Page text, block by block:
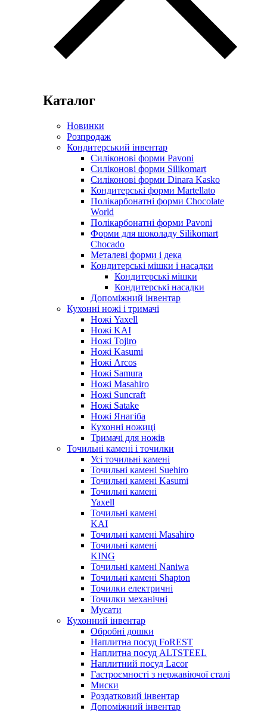
Каталог
Новинки
Розпродаж
Кондитерський інвентар
Силіконові форми Pavoni
Силіконові форми Silikomart
Силіконові форми Dinara Kasko
Кондитерські форми Martellato
Полікарбонатні форми Chocolate
World
Полікарбонатні форми Pavoni
Форми для шоколаду Silikomart
Chocado
Металеві форми і дека
Кондитерські мішки і насадки
Кондитерські мішки
Кондитерські насадки
Допоміжний інвентар
Кухонні ножі і тримачі
Ножі Yaxell
Ножі KAI
Ножі Tojiro
Ножі Kasumi
Ножі Arcos
Ножі Samura
Ножі Masahiro
Ножі Suncraft
Ножі Satake
Ножі Янагіба
Кухонні ножиці
Тримачі для ножів
Точильні камені і точилки
Усі точильні камені
Точильні камені Suehiro
Точильні камені Kasumi
Точильні камені
Yaxell
Точильні камені
KAI
Точильні камені Masahiro
Точильні камені
KING
Точильні камені Naniwa
Точильні камені Shapton
Точилки електричні
Точилки механічні
Мусати
Кухонний інвентар
Обробні дошки
Наплитна посуд FoREST
Наплитна посуд ALTSTEEL
Наплитний посуд Lacor
Гастроємності з нержавіючої сталі
Миски
Роздатковий інвентар
Допоміжний інвентар